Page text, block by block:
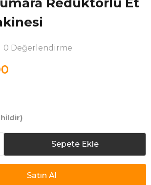
0 Değerlendirme
Sepete Ekle
Satın Al